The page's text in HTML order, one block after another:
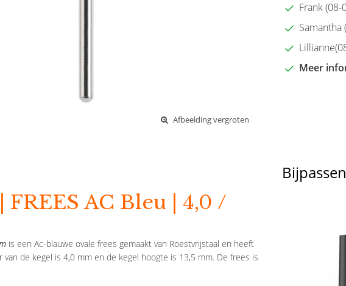
Afbeelding vergroten
Frank
Meer
FREES AC Bleu | 4,0 /
is een Ac-blauwe ovale frees gemaakt van Roestvrijstaal en heeft
van de kegel is 4,0 mm en de kegel hoogte is 13,5 mm. De frees is